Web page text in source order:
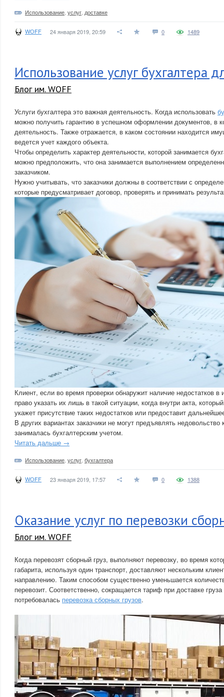
Использование услуг доставке
WOFF 24 января 2019, 20:59 0 1489
Использование услуг бухгалтера
Блог им. WOFF
Услуги бухгалтера это важная деятельность. Когда использовать
можно получить гарантию в успешном оформлении документов, в
деятельность. Также отражается, в каком состоянии находится
ведется учет каждого объекта.
Чтобы определить характер деятельности, которой занимается
можно предположить, что она занимается выполнением
заказчиком.
Нужно учитывать, что заказчики должны в соответствии с
которые предусматривает договор, проверять и принимать
Клиент, если во время проверки обнаружит наличие недостатков в
право указать их лишь в такой ситуации, когда внутри акта,
укажет присутствие таких недостатков или предоставит
В других вариантах заказчики не могут предъявлять недовольство
занималась бухгалтерским учетом.
Читать дальше →
Использование услуг бухгалтера
WOFF 23 января 2019, 17:57 0 1388
Оказание услуг по перевозки
Блог им. WOFF
Когда перевозят сборный груз, выполняют перевозку, во время
габарита, используя один транспорт, доставляют нескольким
направлению. Таким способом существенно уменьшается
перевозит. Соответственно, сокращается тариф при доставке
потребовалась перевозка сборных грузов.